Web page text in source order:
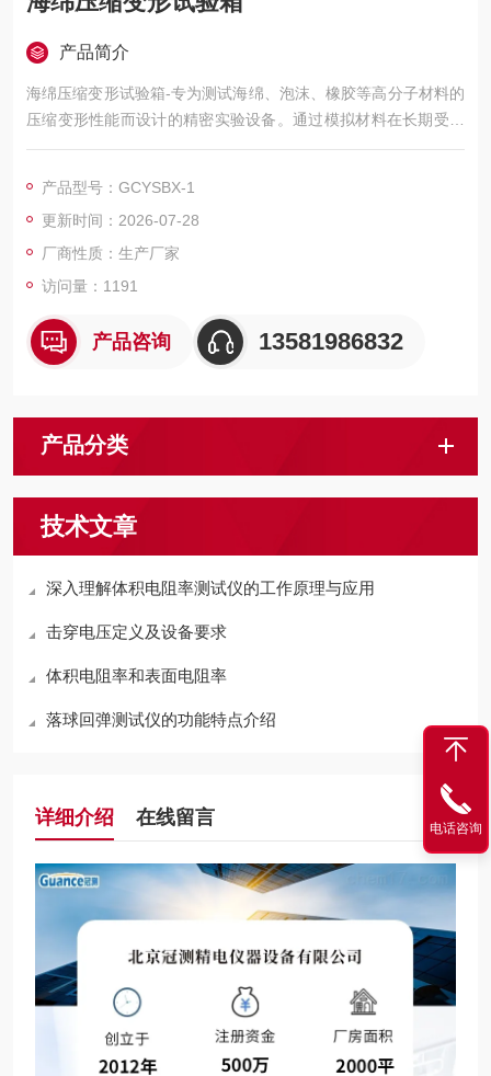
产品简介
海绵压缩变形试验箱-专为测试海绵、泡沫、橡胶等高分子材料的
压缩变形性能而设计的精密实验设备。通过模拟材料在长期受压
状态下的形变恢复能力，该设备广泛应用于家具、汽车座椅、包
产品型号：GCYSBX-1
更新时间：2026-07-28
厂商性质：生产厂家
访问量：1191
产品咨询 13581986832
产品分类
技术文章
深入理解体积电阻率测试仪的工作原理与应用
击穿电压定义及设备要求
​体积电阻率和表面电阻率
落球回弹测试仪的功能特点介绍
详细介绍 在线留言 电话咨询